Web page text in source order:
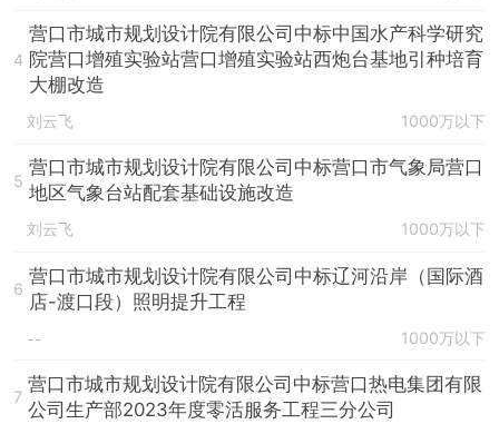
4
营口市城市规划设计院有限公司中标中国水产科学研究
院营口增殖实验站营口增殖实验站西炮台基地引种培育
大棚改造
刘云飞 1000万以下
5
营口市城市规划设计院有限公司中标营口市气象局营口
地区气象台站配套基础设施改造
刘云飞 1000万以下
6
营口市城市规划设计院有限公司中标辽河沿岸（国际酒
店-渡口段）照明提升工程
-- 1000万以下
7
营口市城市规划设计院有限公司中标营口热电集团有限
公司生产部2023年度零活服务工程三分公司